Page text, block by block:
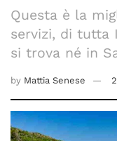
Questa è la
servizi, di tutta
si trova né in
by Mattia Senese